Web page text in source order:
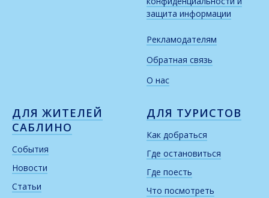
защита информации
Рекламодателям
Обратная связь
О нас
ДЛЯ ЖИТЕЛЕЙ
САБЛИНО
События
Новости
Статьи
ДЛЯ ТУРИСТОВ
Как добраться
Где остановиться
Где поесть
Что посмотреть